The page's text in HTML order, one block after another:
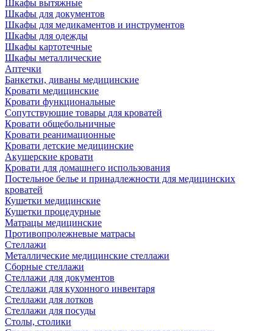
Шкафы вытяжные
Шкафы для документов
Шкафы для медикаментов и инструментов
Шкафы для одежды
Шкафы картотечные
Шкафы металлические
Аптечки
Банкетки, диваны медицинские
Кровати медицинские
Кровати функциональные
Сопутствующие товары для кроватей
Кровати общебольничные
Кровати реанимационные
Кровати детские медицинские
Акушерские кровати
Кровати для домашнего использования
Постельное белье и принадлежности для медицинских
кроватей
Кушетки медицинские
Кушетки процедурные
Матрацы медицинские
Противопролежневые матрасы
Стеллажи
Металлические медицинские стеллажи
Сборные стеллажи
Стеллажи для документов
Стеллажи для кухонного инвентаря
Стеллажи для лотков
Стеллажи для посуды
Столы, столики